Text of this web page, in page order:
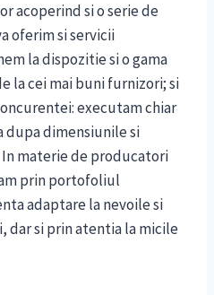
acoperind si o serie de
oferim si servicii
la dispozitie si o gama
la cei mai buni furnizori; si
executam chiar
dupa dimensiunile si
materie de producatori
prin portofoliul
adaptare la nevoile si
si prin atentia la micile